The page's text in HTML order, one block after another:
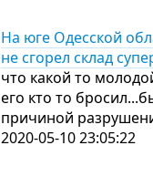
На юге Одесской
не сгорел склад
что какой то
его кто то
причиной
2020-05-10 23:05:22